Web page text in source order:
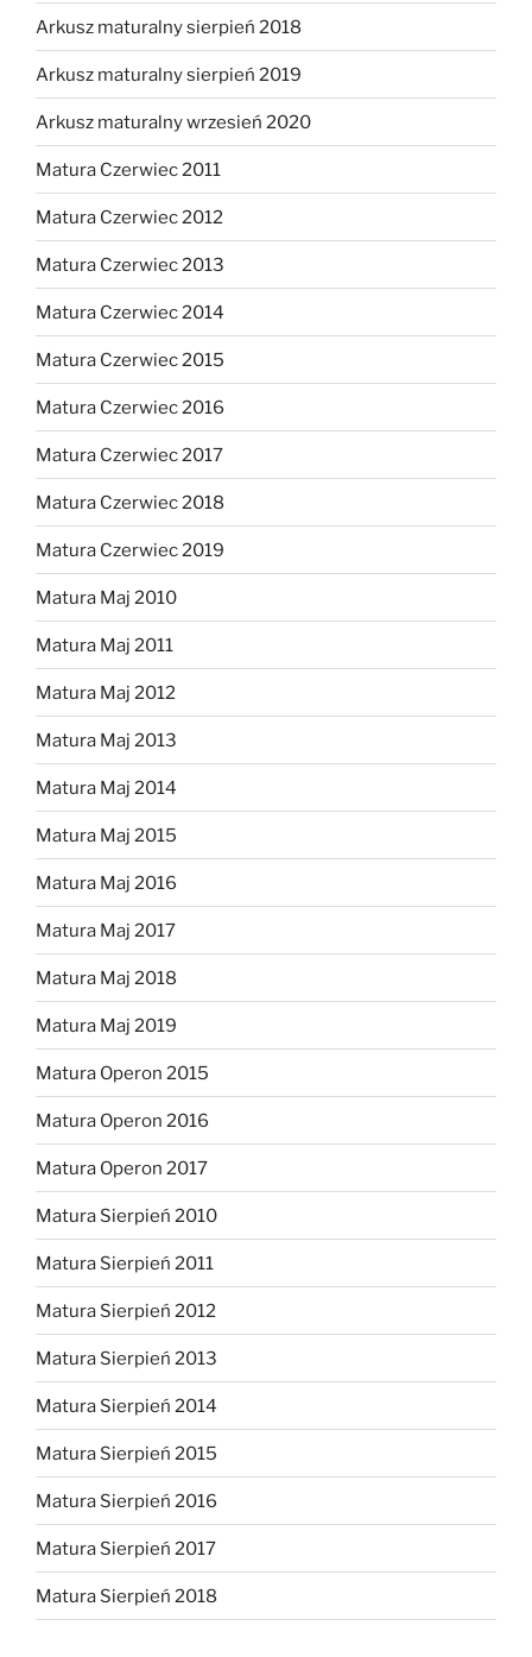
Arkusz maturalny sierpień 2018
Arkusz maturalny sierpień 2019
Arkusz maturalny wrzesień 2020
Matura Czerwiec 2011
Matura Czerwiec 2012
Matura Czerwiec 2013
Matura Czerwiec 2014
Matura Czerwiec 2015
Matura Czerwiec 2016
Matura Czerwiec 2017
Matura Czerwiec 2018
Matura Czerwiec 2019
Matura Maj 2010
Matura Maj 2011
Matura Maj 2012
Matura Maj 2013
Matura Maj 2014
Matura Maj 2015
Matura Maj 2016
Matura Maj 2017
Matura Maj 2018
Matura Maj 2019
Matura Operon 2015
Matura Operon 2016
Matura Operon 2017
Matura Sierpień 2010
Matura Sierpień 2011
Matura Sierpień 2012
Matura Sierpień 2013
Matura Sierpień 2014
Matura Sierpień 2015
Matura Sierpień 2016
Matura Sierpień 2017
Matura Sierpień 2018